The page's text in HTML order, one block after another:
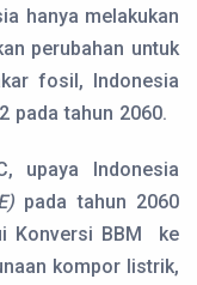
hanya melakukan
perubahan untuk
fosil, Indonesia
pada tahun 2060.
upaya Indonesia
pada tahun 2060
Konversi BBM ke
kompor listrik,